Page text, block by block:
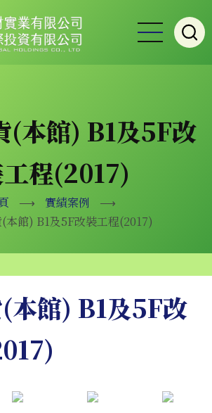
(本館) B1及5F改
程(2017)
⟶ 實績案例
⟶
本館) B1及5F改裝工程(2017)
本館) B1及5F改